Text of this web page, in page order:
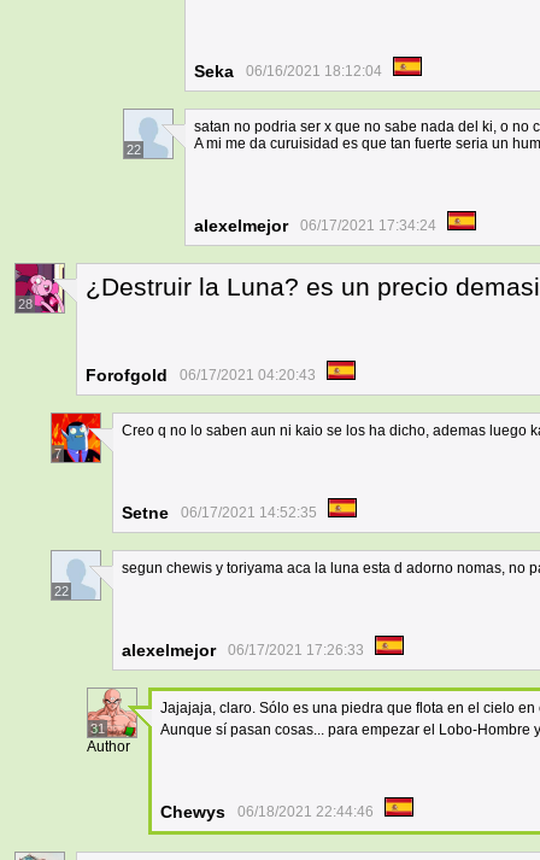
Seka 06/16/2021 18:12:04
22
satan no podria ser x que no sabe nada del ki, o no
A mi me da curuisidad es que tan fuerte seria un
alexelmejor 06/17/2021 17:34:24
28
¿Destruir la Luna? es un precio
Forofgold 06/17/2021 04:20:43
7
Creo q no lo saben aun ni kaio se los ha dicho, ademas luego
Setne 06/17/2021 14:52:35
22
segun chewis y toriyama aca la luna esta d adorno nomas, no
alexelmejor 06/17/2021 17:26:33
31
Author
Jajajaja, claro. Sólo es una piedra que flota en el cielo
Aunque sí pasan cosas... para empezar el Lobo-Hombre
Chewys 06/18/2021 22:44:46